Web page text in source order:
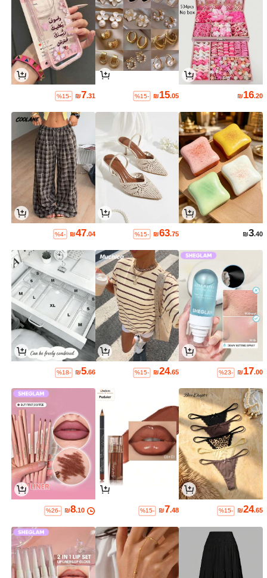
₪16.20
₪15.05
%15-
₪7.31
%15-
₪3.40
₪63.75
%15-
₪47.04
%4-
₪17.00
%23-
₪24.65
%15-
₪5.66
%18-
₪24.65
%15-
₪7.48
%15-
₪8.10
%26-